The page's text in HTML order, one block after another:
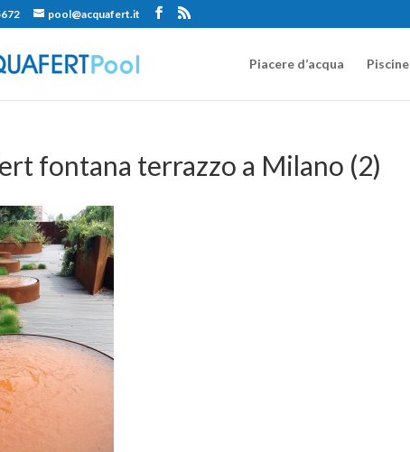
pool@acquafert.it
Piacere d’acqua Piscine
fontana terrazzo a Milano (2)